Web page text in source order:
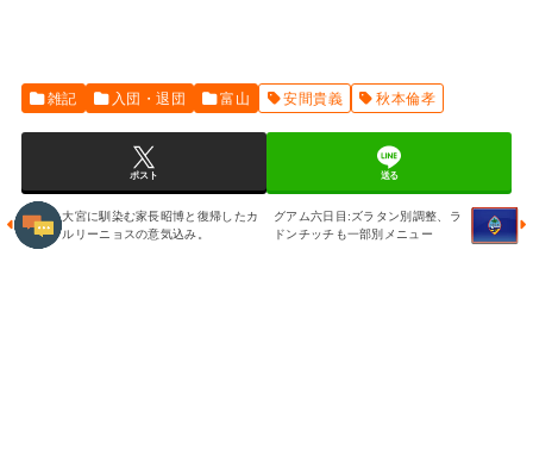
雑記 入団・退団 富山 安間貴義 秋本倫孝
ポスト 送る
大宮に馴染む家長昭博と復帰したカ
ルリーニョスの意気込み。
グアム六日目:ズラタン別調整、ラ
ドンチッチも一部別メニュー